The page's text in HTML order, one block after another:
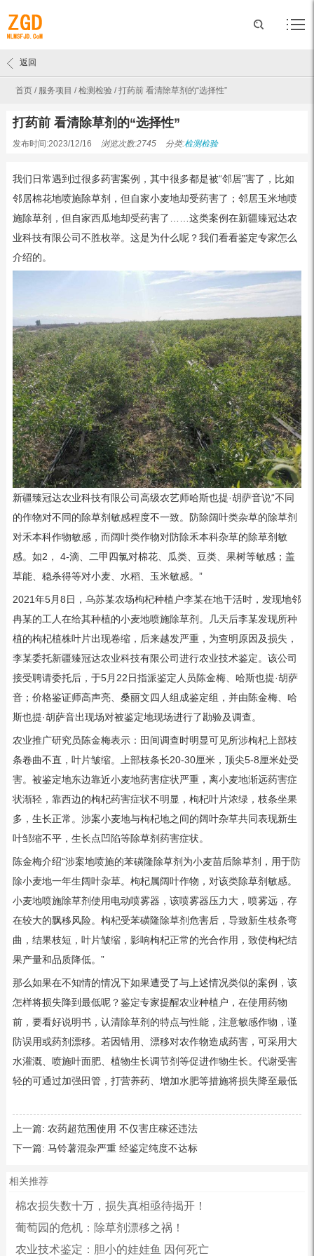
首页 / 服务项目 /检测检验 /打药前 看清除草剂的“选择性”
返回
打药前 看清除草剂的“选择性”
发布时间:2023/12/16 浏览次数:2745 分类:检测检验
我们日常遇到过很多药害案例，其中很多都是被“邻居”害了，比如
邻居棉花地喷施除草剂，但自家小麦地却受药害了；邻居玉米地喷
施除草剂，但自家西瓜地却受药害了……这类案例在新疆臻冠达农
业科技有限公司不胜枚举。这是为什么呢？我们看看鉴定专家怎么
介绍的。
新疆臻冠达农业科技有限公司高级农艺师哈斯也提·胡萨音说“不同
的作物对不同的除草剂敏感程度不一致。防除阔叶类杂草的除草剂
对禾本科作物敏感，而阔叶类作物对防除禾本科杂草的除草剂敏
感。如2， 4-滴、二甲四氯对棉花、瓜类、豆类、果树等敏感；盖
草能、稳杀得等对小麦、水稻、玉米敏感。”
2021年5月8日，乌苏某农场枸杞种植户李某在地干活时，发现地邻
冉某的工人在给其种植的小麦地喷施除草剂。几天后李某发现所种
植的枸杞植株叶片出现卷缩，后来越发严重，为查明原因及损失，
李某委托新疆臻冠达农业科技有限公司进行农业技术鉴定。该公司
接受聘请委托后，于5月22日指派鉴定人员陈金梅、哈斯也提·胡萨
音；价格鉴证师高声亮、桑丽文四人组成鉴定组，并由陈金梅、哈
斯也提·胡萨音出现场对被鉴定地现场进行了勘验及调查。
农业推广研究员陈金梅表示：田间调查时明显可见所涉枸杞上部枝
条卷曲不直，叶片皱缩。上部枝条长20-30厘米，顶尖5-8厘米处受
害。被鉴定地东边靠近小麦地药害症状严重，离小麦地渐远药害症
状渐轻，靠西边的枸杞药害症状不明显，枸杞叶片浓绿，枝条坐果
多，生长正常。涉案小麦地与枸杞地之间的阔叶杂草共同表现新生
叶邹缩不平，生长点凹陷等除草剂药害症状。
陈金梅介绍“涉案地喷施的苯磺隆除草剂为小麦苗后除草剂，用于防
除小麦地一年生阔叶杂草。枸杞属阔叶作物，对该类除草剂敏感。
小麦地喷施除草剂使用电动喷雾器，该喷雾器压力大，喷雾远，存
在较大的飘移风险。枸杞受苯磺隆除草剂危害后，导致新生枝条弯
曲，结果枝短，叶片皱缩，影响枸杞正常的光合作用，致使枸杞结
果产量和品质降低。”
那么如果在不知情的情况下如果遭受了与上述情况类似的案例，该
怎样将损失降到最低呢？鉴定专家提醒农业种植户，在使用药物
前，要看好说明书，认清除草剂的特点与性能，注意敏感作物，谨
防误用或药剂漂移。若因错用、漂移对农作物造成药害，可采用大
水灌溉、喷施叶面肥、植物生长调节剂等促进作物生长。代谢受害
轻的可通过加强田管，打营养药、增加水肥等措施将损失降至最低
上一篇: 农药超范围使用 不仅害庄稼还违法
下一篇: 马铃薯混杂严重 经鉴定纯度不达标
相关推荐
棉农损失数十万，损失真相亟待揭开！
葡萄园的危机：除草剂漂移之祸！
农业技术鉴定：胆小的娃娃鱼 因何死亡